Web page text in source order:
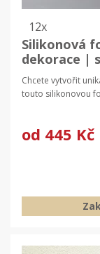
12x
Silikonová
dekorace |
dekorace
Chcete vytvořit
touto silikonovou
od 445 Kč